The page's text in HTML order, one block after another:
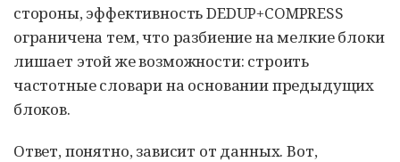
стороны, эффективность DEDUP+COMPRESS
ограничена тем, что разбиение на мелкие блоки
лишает этой же возможности: строить
частотные словари на основании предыдущих
блоков.
Ответ, понятно, зависит от данных. Вот,